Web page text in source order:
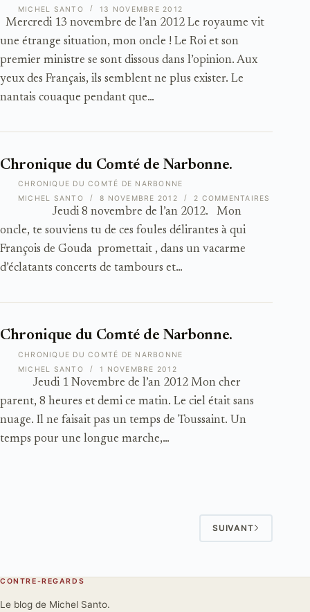
Mercredi 13 novembre de l’an 2012 Le royaume vit
une étrange situation, mon oncle ! Le Roi et son
premier ministre se sont dissous dans l’opinion. Aux
yeux des Français, ils semblent ne plus exister. Le
nantais couaque pendant que…
MICHEL SANTO 13 NOVEMBRE 2012
CHRONIQUE DU COMTÉ DE NARBONNE
Chronique du Comté de Narbonne.
Jeudi 8 novembre de l’an 2012. Mon
oncle, te souviens tu de ces foules délirantes à qui
François de Gouda promettait , dans un vacarme
d’éclatants concerts de tambours et…
MICHEL SANTO 8 NOVEMBRE 2012 2 COMMENTAIRES
CHRONIQUE DU COMTÉ DE NARBONNE
Chronique du Comté de Narbonne.
Jeudi 1 Novembre de l’an 2012 Mon cher
parent, 8 heures et demi ce matin. Le ciel était sans
nuage. Il ne faisait pas un temps de Toussaint. Un
temps pour une longue marche,…
MICHEL SANTO 1 NOVEMBRE 2012
SUIVANT
CONTRE-REGARDS
Le blog de Michel Santo.